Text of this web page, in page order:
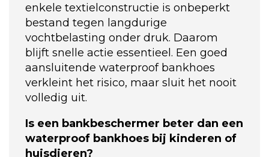
enkele textielconstructie is onbeperkt
bestand tegen langdurige
vochtbelasting onder druk. Daarom
blijft snelle actie essentieel. Een goed
aansluitende waterproof bankhoes
verkleint het risico, maar sluit het nooit
volledig uit.
Is een bankbeschermer beter dan een
waterproof bankhoes bij kinderen of
huisdieren?